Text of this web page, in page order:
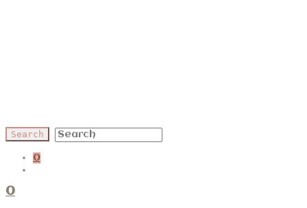
0
0